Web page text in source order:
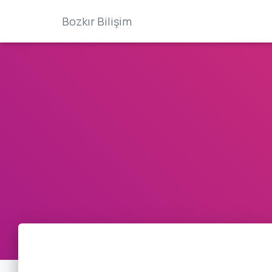
Bozkır Bilişim